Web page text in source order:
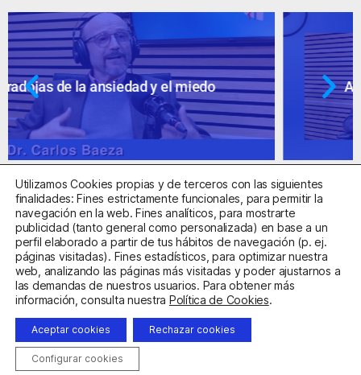
Ansiedad: supuestos cuestionables
Centro Sanitario Autorizado con el código E08737002
Aviso LegalPolítica de PrivacidadPolítica de Cookies
Clínica de la Ansiedad. Teléfonos:932263020
Correo:
Utilizamos Cookies propias y de terceros con las siguientes
finalidades: Fines estrictamente funcionales, para permitir la
navegación en la web. Fines analíticos, para mostrarte
publicidad (tanto general como personalizada) en base a un
perfil elaborado a partir de tus hábitos de navegación (p. ej.
páginas visitadas). Fines estadísticos, para optimizar nuestra
web, analizando las páginas más visitadas y poder ajustarnos a
las demandas de nuestros usuarios. Para obtener más
información, consulta nuestra Política de Cookies.
Aceptar cookies Rechazar cookies
Configurar cookies